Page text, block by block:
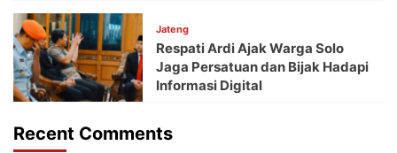
Jateng
Respati Ardi Ajak Warga Solo
Jaga Persatuan dan Bijak Hadapi
Informasi Digital
Recent Comments